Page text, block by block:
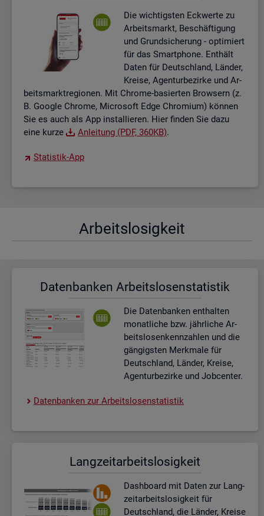
Die wich­tigs­ten Eck­wer­te zu
Ar­beits­markt, Be­schäf­ti­gung
und Grund­si­che­rung - op­ti­miert
für das Smart­pho­ne. Ent­hält
Daten für Deutsch­land, Län­der,
Krei­se, Agen­tur­be­zir­ke und Ar­
beits­markt­re­gio­nen. Mit Chro­me-ba­sier­ten Brow­sern (z.
B. Goog­le Chro­me, Mi­cro­soft Edge Chro­mi­um) kön­nen
Sie es auch als App in­stal­lie­ren. Hier fin­den Sie dazu
eine kurze
An­lei­tung (PDF, 360KB).
Sta­tis­tik-App
Ar­beits­lo­sig­keit
Da­ten­ban­ken Ar­beits­lo­sen­sta­tis­tik
Die Da­ten­ban­ken ent­hal­ten
mo­nat­li­che bzw. jähr­li­che Ar­
beits­lo­sen­kenn­zah­len und die
gän­gigs­ten Merk­ma­le für
Deutsch­land, Län­der, Krei­se,
Agen­tur­be­zir­ke und Job­cen­ter.
Da­ten­ban­ken zur Ar­beits­lo­sen­sta­tis­tik
Lang­zeit­ar­beits­lo­sig­keit
Dash­board mit Daten zur Lang­
zeit­ar­beits­lo­sig­keit für
Deutsch­land, die Län­der, Krei­se